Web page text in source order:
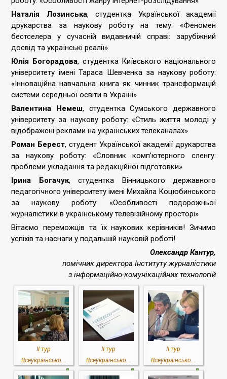
Наталія Лозинська, студентка Української академії
друкарства за наукову роботу на тему: «Феномен
бестселера у сучасній видавничій справі: зарубіжний
досвід та українські реалії»
Юлія Богорадова, студентка Київського національного
університету імені Тараса Шевченка за наукову роботу:
«Інноваційна навчальна книга як чинник трансформацій
системи середньої освіти в Україні»
Валентина Немеш, студентка Сумського державного
університету за наукову роботу: «Стиль життя молоді у
відображені реклами на українських телеканалах»
Роман Берест, студент Української академії друкарства
за наукову роботу: «Словник комп’ютерного сленгу:
проблеми укладання та редакційної підготовки»
Ірина Богачук, студентка Вінницького державного
педагогічного університету імені Михайла Коцюбинського
за наукову роботу: «Особливості подорожньої
журналістики в українському телевізійному просторі»
Вітаємо переможців та їх наукових керівників! Зичимо
успіхів та наснаги у подальшій науковій роботі!
Олександр Кантур,
помічник директора Інституту журналістики
з інформаційно-комунікаційних технологій
ІІ тур
Всеукраїнсько...
ІІ тур
Всеукраїнсько...
ІІ тур
Всеукраїнсько...